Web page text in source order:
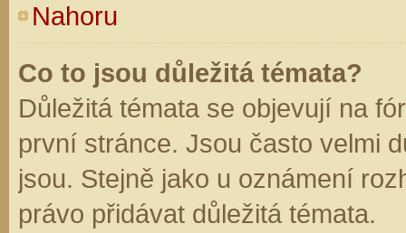
Nahoru
Co to jsou důležitá témata?
Důležitá témata se objevují na
první stránce. Jsou často velmi
jsou. Stejně jako u oznámení
právo přidávat důležitá témata.